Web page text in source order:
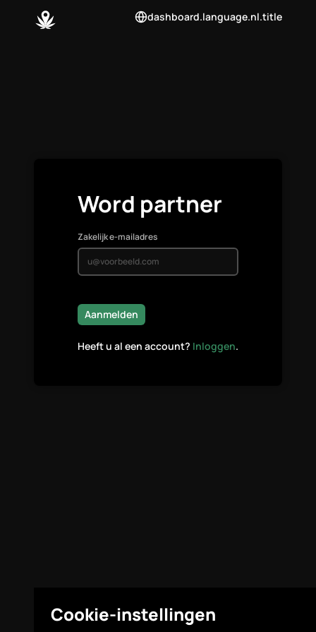
dashboard.language.nl.title
Word partner
Zakelijk e-mailadres
Aanmelden
Heeft u al een account? Inloggen.
Cookie-instellingen
© Highcovery 2026 Legal Cookie-instellingen